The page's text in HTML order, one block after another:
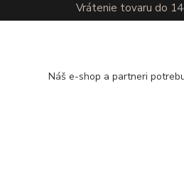
Vrátenie tovaru do
Náš e-shop a partneri